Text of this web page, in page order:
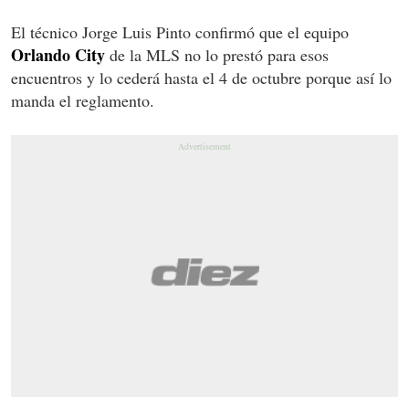
El técnico Jorge Luis Pinto confirmó que el equipo
Orlando City de la MLS no lo prestó para esos
encuentros y lo cederá hasta el 4 de octubre porque así lo
manda el reglamento.